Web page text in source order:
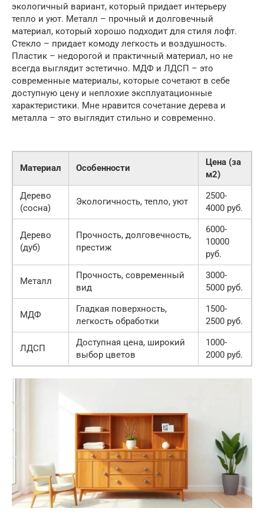
экологичный вариант, который придает интерьеру
тепло и уют. Металл – прочный и долговечный
материал, который хорошо подходит для стиля лофт.
Стекло – придает комоду легкость и воздушность.
Пластик – недорогой и практичный материал, но не
всегда выглядит эстетично. МДФ и ЛДСП – это
современные материалы, которые сочетают в себе
доступную цену и неплохие эксплуатационные
характеристики. Мне нравится сочетание дерева и
металла – это выглядит стильно и современно.
Материал Особенности
Цена (за
м2)
Дерево
(сосна)
Экологичность, тепло, уют
2500-
4000 руб.
Дерево
(дуб)
Прочность, долговечность,
престиж
6000-
10000
руб.
Металл
Прочность, современный
вид
3000-
5000 руб.
МДФ
Гладкая поверхность,
легкость обработки
1500-
2500 руб.
ЛДСП
Доступная цена, широкий
выбор цветов
1000-
2000 руб.